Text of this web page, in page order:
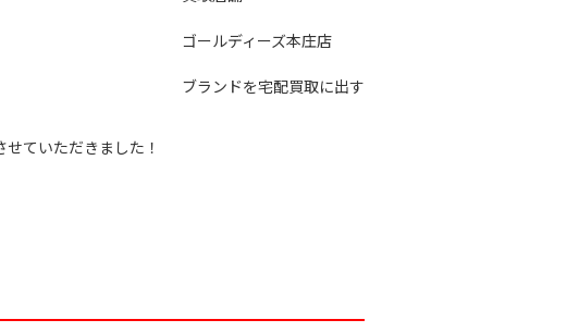
ゴールディーズ本庄店
ブランドを宅配買取に出す
ていただきました！